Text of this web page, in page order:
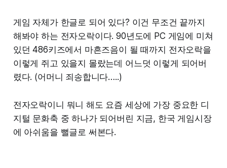
게임 자체가 한글로 되어 있다? 이건 무조건 끝까지
해봐야 하는 전자오락이다. 90년도에 PC 게임에 미쳐
있던 486키즈에서 마흔즈음이 될 때까지 전자오락을
이렇게 쥐고 있을지 몰랐는데 어느덧 이렇게 되어버
렸다. (어머니 죄송합니다…..)
전자오락이니 뭐니 해도 요즘 세상에 가장 중요한 디
지털 문화축 중 하나가 되어버린 지금, 한국 게임시장
에 아쉬움을 뻘글로 써본다.